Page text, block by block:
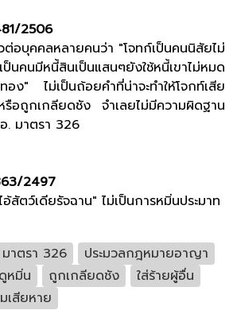
2506
ต่อบุคคลหลายคนว่า "โจทก์เป็นคนนิสัยไม่
นคนมีหนี้สินเป็นแสนๆยังใช้หนี้เขาไม่หมด
อง" ไม่เป็นถ้อยคำที่น่าจะทำให้โจกท์เสีย
อถูกเกลียดชัง จำเลยไม่มีความผิดฐาน
. มาตรา 326
2497
สัตว์เดียรัจฉาน" ไม่เป็นการหมิ่นประมาท
มาตรา 326
ประมวลกฎหมายอาญา
หมิ่น ถูกเกลียดชัง
ใส่ร้ายผู้อื่น
เสียหาย